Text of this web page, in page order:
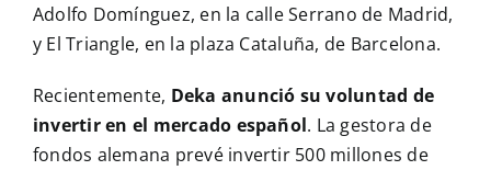
Adolfo Domínguez, en la calle Serrano de Madrid,
y El Triangle, en la plaza Cataluña, de Barcelona.
Recientemente, Deka anunció su voluntad de
invertir en el mercado español. La gestora de
fondos alemana prevé invertir 500 millones de